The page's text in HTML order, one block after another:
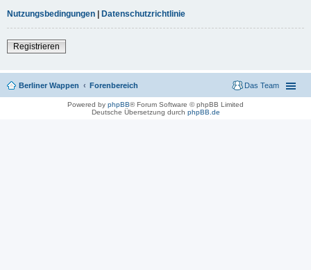
Nutzungsbedingungen | Datenschutzrichtlinie
Registrieren
Berliner Wappen Forenbereich Das Team
Powered by phpBB® Forum Software © phpBB Limited
Deutsche Übersetzung durch phpBB.de